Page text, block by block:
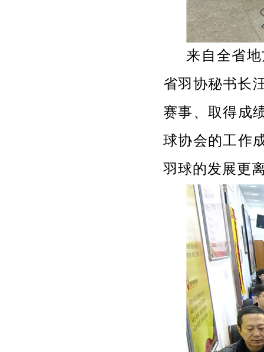
来自全省
省羽协秘书长
赛事、取得成
球协会的工作
羽球的发展更